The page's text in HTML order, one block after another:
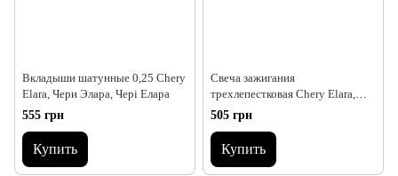
Вкладыши шатунные 0,25 Chery
Elara, Чери Элара, Чері Елара
555 грн
Купить
Свеча зажигания
трехлепестковая Chery Elara,
Чери Элара, Чері Елара
505 грн
Купить